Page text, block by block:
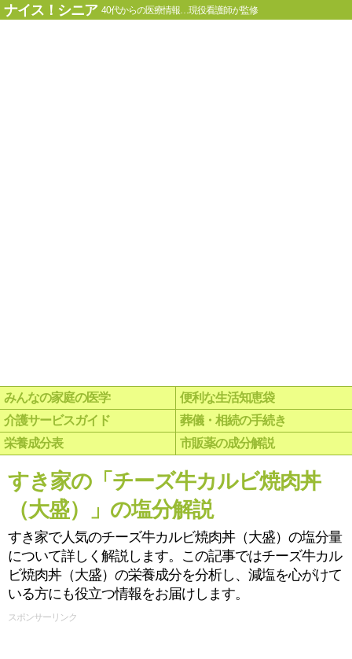
ナイス！シニア 40代からの医療情報…現役看護師が監修
みんなの家庭の医学
便利な生活知恵袋
介護サービスガイド
葬儀・相続の手続き
栄養成分表
市販薬の成分解説
すき家の「チーズ牛カルビ焼肉丼
（大盛）」の塩分解説
すき家で人気のチーズ牛カルビ焼肉丼（大盛）の塩分量
について詳しく解説します。この記事ではチーズ牛カル
ビ焼肉丼（大盛）の栄養成分を分析し、減塩を心がけて
いる方にも役立つ情報をお届けします。
スポンサーリンク